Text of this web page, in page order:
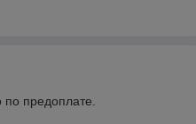
по предоплате.